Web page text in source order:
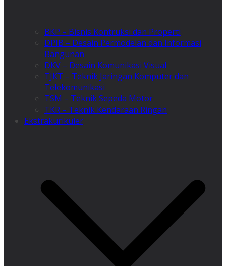
BKP – Bisnis Kontruksi dan Properti
DPIB – Desain Permodelan dan Informasi
Bangunan
DKV – Desain Komunikasi Visual
TJKT – Teknik Jaringan Komputer dan
Telekomunikasi
TSM – Teknik Sepeda Motor
TKR – Teknik Kendaraan Ringan
Ekstrakurikuler